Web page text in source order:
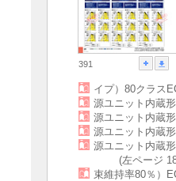
391
イプ）80クラス
源ユニット内蔵
源ユニット内蔵
源ユニット内蔵
源ユニット内蔵
(左ページ
束維持率80％）